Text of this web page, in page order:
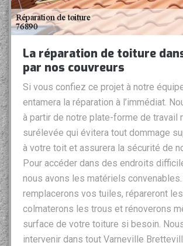
La réparation de toiture
par nos couvreurs
Si vous confiez ce projet à notre
entamera la réparation à l’immédiat.
à partir de notre plate-forme de travail
surélevée qui évitera tout dommage
à votre toit et assurera la sécurité de
Pour accéder dans des endroits
nous avons les matériels
remplacerons vos tuiles, répareront
colmaterons les trous et rénoverons
surface de votre toiture si besoin.
intervenir dans tout Varneville